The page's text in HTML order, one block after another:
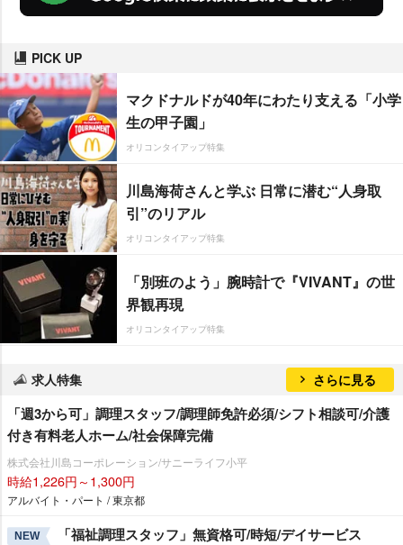
PICK UP
マクドナルドが40年にわたり支える「小学
生の甲子園」
オリコンタイアップ特集
川島海荷さんと学ぶ 日常に潜む“人身取
引”のリアル
オリコンタイアップ特集
「別班のよう」腕時計で『VIVANT』の世
界観再現
オリコンタイアップ特集
求人特集 さらに見る
「週3から可」調理スタッフ/調理師免許必須/シフト相談可/介護
付き有料老人ホーム/社会保障完備
株式会社川島コーポレーション/サニーライフ小平
時給1,226円～1,300円
アルバイト・パート / 東京都
NEW 「福祉調理スタッフ」無資格可/時短/デイサービス